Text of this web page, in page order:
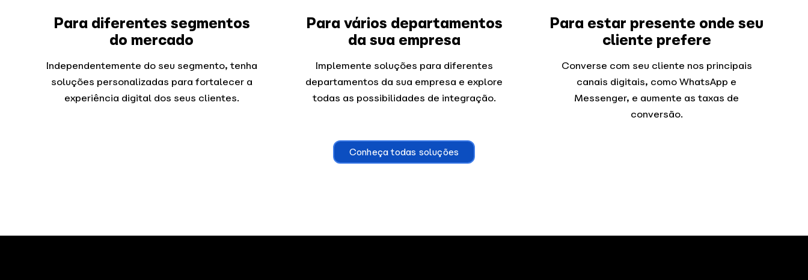
Para diferentes segmentos
do mercado
Independentemente do seu segmento, tenha
soluções personalizadas para fortalecer a
experiência digital dos seus clientes.
Para vários departamentos
da sua empresa
Implemente soluções para diferentes
departamentos da sua empresa e explore
todas as possibilidades de integração.
Para estar presente onde seu
cliente prefere
Converse com seu cliente nos principais
canais digitais, como WhatsApp e
Messenger, e aumente as taxas de
conversão.
Conheça todas soluções